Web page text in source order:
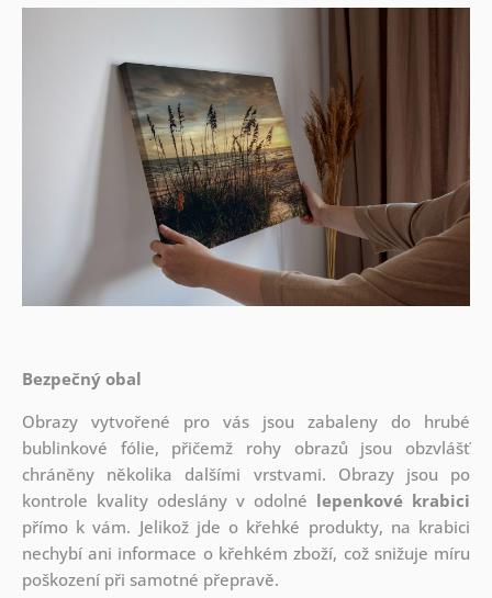
Bezpečný obal
Obrazy vytvořené pro vás jsou zabaleny do hrubé
bublinkové fólie, přičemž rohy obrazů jsou obzvlášť
chráněny několika dalšími vrstvami. Obrazy jsou po
kontrole kvality odeslány v odolné lepenkové krabici
přímo k vám. Jelikož jde o křehké produkty, na krabici
nechybí ani informace o křehkém zboží, což snižuje míru
poškození při samotné přepravě.